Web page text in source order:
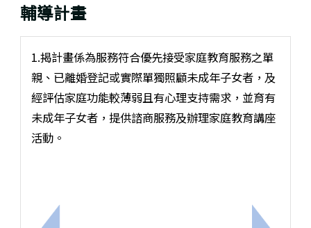
輔導計畫
1.揭計畫係為服務符合優先接受家庭教育服務之單
親、已離婚登記或實際單獨照顧未成年子女者，及
經評估家庭功能較薄弱且有心理支持需求，並育有
未成年子女者，提供諮商服務及辦理家庭教育講座
活動。